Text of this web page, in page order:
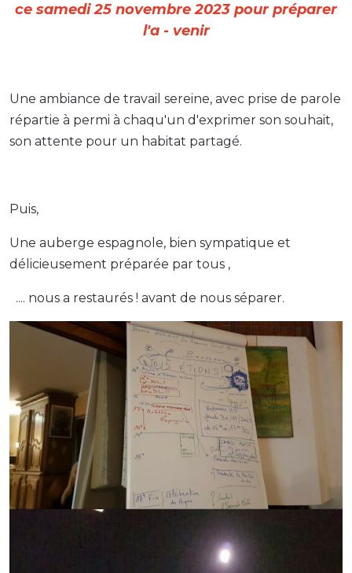
ce samedi 25 novembre 2023 pour préparer
l'a - venir
Une ambiance de travail sereine, avec prise de parole
répartie à permi à chaqu'un d'exprimer son souhait,
son attente pour un habitat partagé.
Puis,
Une auberge espagnole, bien sympatique et
délicieusement préparée par tous ,
.... nous a restaurés ! avant de nous séparer.